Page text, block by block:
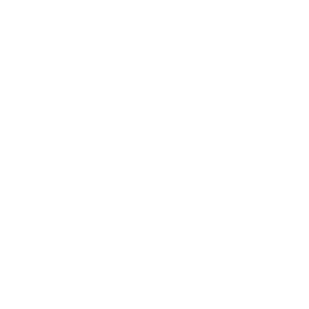
are used to help us analyze how the website is used and to offer